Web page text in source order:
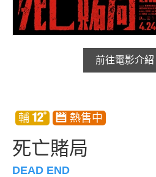
前往電影介紹
死亡賭局
DEAD END
商家介紹